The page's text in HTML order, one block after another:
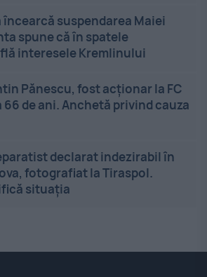
suspendarea Maiei
spune că în spatele
interesele Kremlinului
Pănescu, fost acționar la FC
66 de ani. Anchetă privind cauza
declarat indezirabil în
fotografiat la Tiraspol.
situația